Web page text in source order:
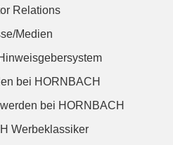
Relations
Medien
bei HORNBACH
bei HORNBACH
Werbeklassiker